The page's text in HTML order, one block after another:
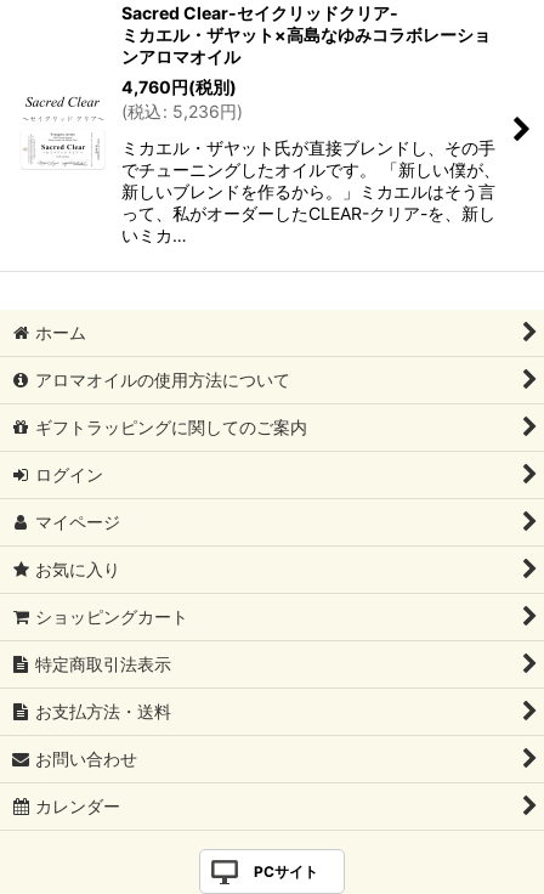
Sacred Clear-セイクリッドクリア-
ミカエル・ザヤット×高島なゆみコラボレーショ
ンアロマオイル
4,760円(税別)
(税込: 5,236円)
ミカエル・ザヤット氏が直接ブレンドし、その手
でチューニングしたオイルです。 「新しい僕が、
新しいブレンドを作るから。」ミカエルはそう言
って、私がオーダーしたCLEAR-クリア-を、新し
いミカ…
ホーム
アロマオイルの使用方法について
ギフトラッピングに関してのご案内
ログイン
マイページ
お気に入り
ショッピングカート
特定商取引法表示
お支払方法・送料
お問い合わせ
カレンダー
PCサイト